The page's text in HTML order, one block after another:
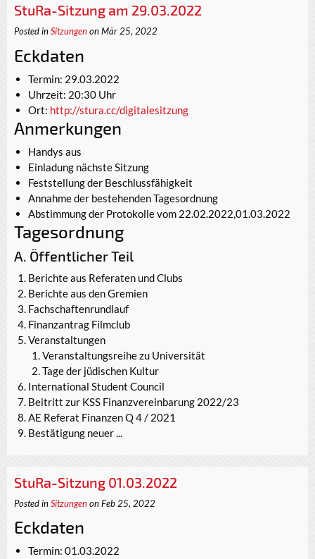
StuRa-Sitzung am 29.03.2022
Posted inSitzungenon Mär 25, 2022
Eckdaten
Termin: 29.03.2022
Uhrzeit: 20:30 Uhr
Ort: http://stura.cc/digitalesitzung
Anmerkungen
Handys aus
Einladung nächste Sitzung
Feststellung der Beschlussfähigkeit
Annahme der bestehenden Tagesordnung
Abstimmung der Protokolle vom 22.02.2022,01.03.2022
Tagesordnung
A. Öffentlicher Teil
Berichte aus Referaten und Clubs
Berichte aus den Gremien
Fachschaftenrundlauf
Finanzantrag Filmclub
Veranstaltungen
Veranstaltungsreihe zu Universität
Tage der jüdischen Kultur
International Student Council
Beitritt zur KSS Finanzvereinbarung 2022/23
AE Referat Finanzen Q 4 / 2021
Bestätigung neuer ...
StuRa-Sitzung 01.03.2022
Posted inSitzungenon Feb 25, 2022
Eckdaten
Termin: 01.03.2022